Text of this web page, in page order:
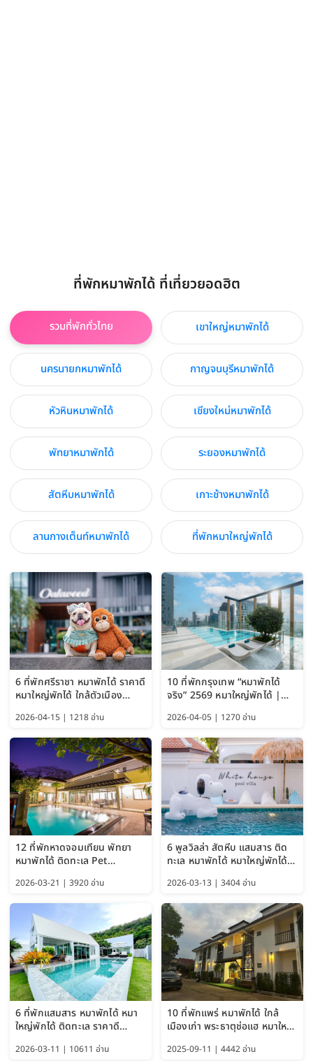
ที่พักหมาพักได้ ที่เที่ยวยอดฮิต
รวมที่พักทั่วไทย เขาใหญ่หมาพักได้
นครนายกหมาพักได้ กาญจนบุรีหมาพักได้
หัวหินหมาพักได้ เชียงใหม่หมาพักได้
พัทยาหมาพักได้ ระยองหมาพักได้
สัตหีบหมาพักได้ เกาะช้างหมาพักได้
ลานกางเต็นท์หมาพักได้ ที่พักหมาใหญ่พักได้
6 ที่พักศรีราชา หมาพักได้ ราคาดี
หมาใหญ่พักได้ ใกล้ตัวเมือง
2026-04-15 | 1218 อ่าน
10 ที่พักกรุงเทพ “หมาพักได้
จริง” 2569 หมาใหญ่พักได้ |
Bangkok อัปเดตล่าสุด
2026-04-05 | 1270 อ่าน
12 ที่พักหาดจอมเทียน พัทยา
หมาพักได้ ติดทะเล Pet
Friendly ใกล้กรุงเทพ หมาใหญ่
พักได้ อัปเดต 2569
2026-03-21 | 3920 อ่าน
6 พูลวิลล่า สัตหีบ แสมสาร ติด
ทะเล หมาพักได้ หมาใหญ่พักได้
ใกล้เกาะแสมสาร 2569
2026-03-13 | 3404 อ่าน
6 ที่พักแสมสาร หมาพักได้ หมา
ใหญ่พักได้ ติดทะเล ราคาดี
2026-03-11 | 10611 อ่าน
10 ที่พักแพร่ หมาพักได้ ใกล้
เมืองเก่า พระธาตุช่อแฮ หมาใหญ่
2025-09-11 | 4442 อ่าน